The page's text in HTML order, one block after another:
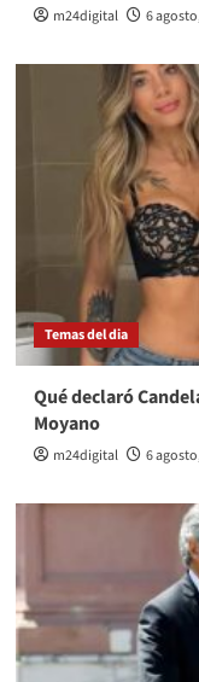
m24digital 6
Temas del dia
Qué declaró
Moyano
m24digital 6